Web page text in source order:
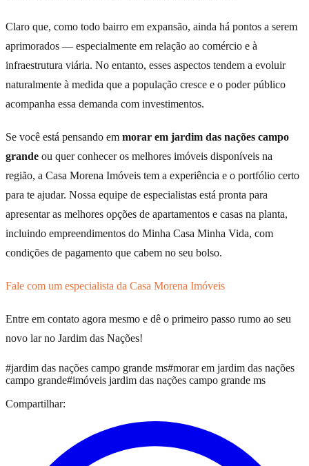
Claro que, como todo bairro em expansão, ainda há pontos a serem
aprimorados — especialmente em relação ao comércio e à
infraestrutura viária. No entanto, esses aspectos tendem a evoluir
naturalmente à medida que a população cresce e o poder público
acompanha essa demanda com investimentos.
Se você está pensando em morar em jardim das nações campo
grande ou quer conhecer os melhores imóveis disponíveis na
região, a Casa Morena Imóveis tem a experiência e o portfólio certo
para te ajudar. Nossa equipe de especialistas está pronta para
apresentar as melhores opções de apartamentos e casas na planta,
incluindo empreendimentos do Minha Casa Minha Vida, com
condições de pagamento que cabem no seu bolso.
Fale com um especialista da Casa Morena Imóveis
Entre em contato agora mesmo e dê o primeiro passo rumo ao seu
novo lar no Jardim das Nações!
#jardim das nações campo grande ms#morar em jardim das nações
campo grande#imóveis jardim das nações campo grande ms
Compartilhar: